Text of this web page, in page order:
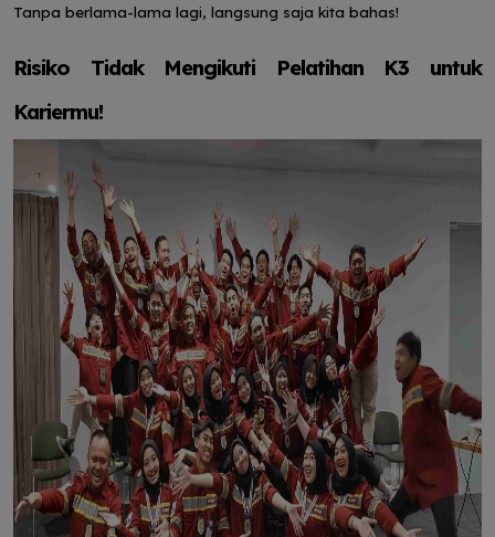
Tanpa berlama-lama lagi, langsung saja kita bahas!
Risiko Tidak Mengikuti Pelatihan K3 untuk
Kariermu!